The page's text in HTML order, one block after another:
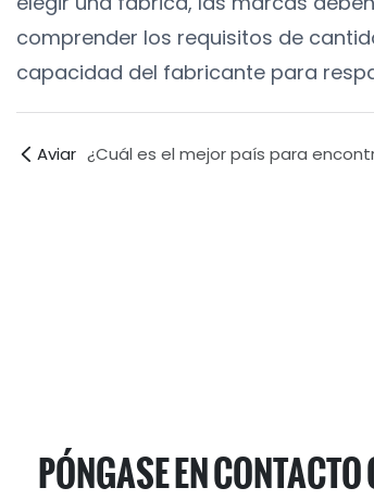
comprender los requisitos de
capacidad del fabricante para
Aviar
PÓNGASE EN